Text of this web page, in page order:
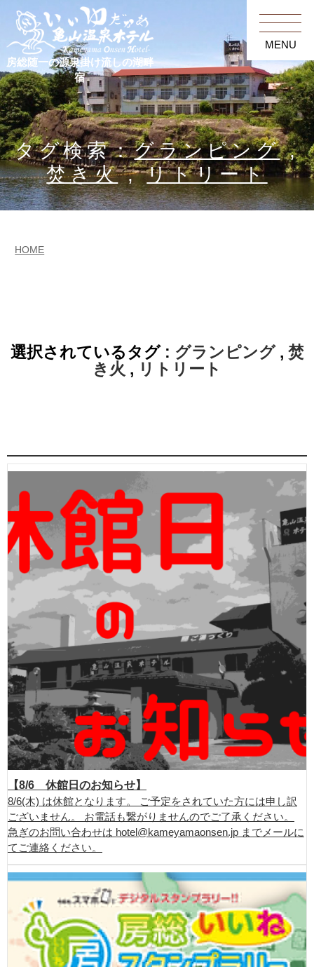
房総随一の源泉掛け流しの湖畔
宿
MENU
タグ検索：グランピング,
焚き火,リトリート
HOME
選択されているタグ : グランピング, 焚
き火 , リトリート
【8/6 休館日のお知らせ】
8/6(木) は休館となります。 ご予定をされていた方には申し訳
ございません。 お電話も繋がりませんのでご了承ください。
急ぎのお問い合わせは hotel@kameyamaonsen.jp までメールに
てご連絡ください。